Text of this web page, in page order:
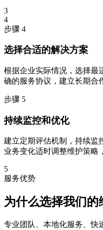
3
4
步骤 4
选择合适的解决方案
根据企业实际情况，选择最
确的服务协议，建立长期合
步骤 5
持续监控和优化
建立定期评估机制，持续监
业务变化适时调整维护策略
5
服务优势
为什么选择我们的
专业团队、本地化服务、快